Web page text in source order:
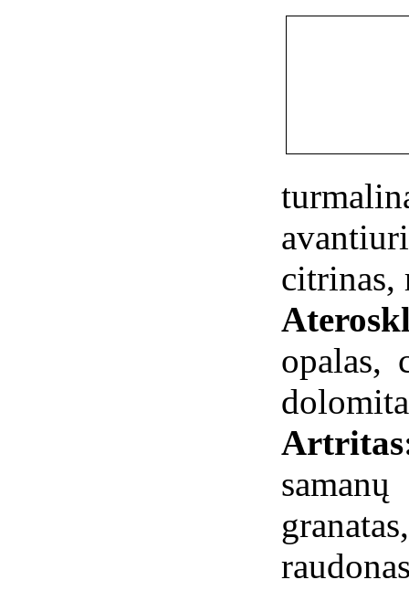
citrinas,
opalas,